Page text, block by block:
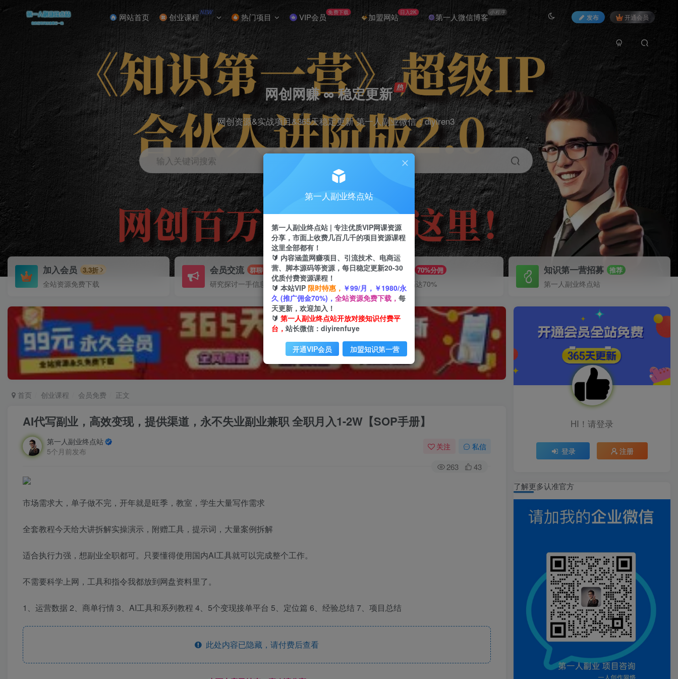
网站首页 创业课程NEW 热门项目 VIP会员 免费下载 加盟网站 日入2K 第一人微信博客小程序
发布 开通会员
网创网赚 ∞ 稳定更新
网创资源&实战项目&365天稳定更新 第一人副业微信：diyiren3
输入关键词搜索
引流 剪辑 短视频
加入会员 3.3折
全站资源免费下载
会员交流 群聊
研究探讨一手信息差
推广赚钱 70%分佣
推广返佣高达70%
知识第一营招募 推荐
第一人副业终点站
首页 创业课程 会员免费 正文
AI代写副业，高效变现，提供渠道，永不失业副业兼职 全职月入1-2W【SOP手册】
第一人副业终点站
5个月前发布
关注 私信
263 43
市场需求大，单子做不完，开年就是旺季，教室，学生大量写作需求
全套教程今天给大讲拆解实操演示，附赠工具，提示词，大量案例拆解
适合执行力强，想副业全职都可。只要懂得使用国内AI工具就可以完成整个工作。
不需要科学上网，工具和指令我都放到网盘资料里了。
1、运营数据 2、商单行情 3、AI工具和系列教程 4、5个变现接单平台 5、定位篇 6、经验总结 7、项目总结
此处内容已隐藏，请付费后查看
HI！请登录
登录 注册
了解更多认准官方
第一人副业终点站
第一人副业终点站 | 专注优质VIP网课资源
分享，市面上收费几百几千的项目资源课程
这里全部都有！
🔰 内容涵盖网赚项目、引流技术、电商运
营、脚本源码等资源，每日稳定更新20-30
优质付费资源课程！
🔰 本站VIP 限时特惠， ￥99/月，￥1980/永
久 (推广佣金70%)， 全站资源免费下载， 每
天更新，欢迎加入！
🔰 第一人副业终点站开放对接知识付费平
台， 站长微信：diyirenfuye
开通VIP会员 加盟知识第一营